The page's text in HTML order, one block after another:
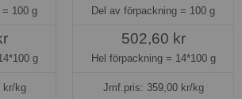
= 100 g
g
kr/kg
Del av förpackning = 100 g
502,60 kr
Hel förpackning = 14*100 g
Jmf.pris: 359,00kr/kg